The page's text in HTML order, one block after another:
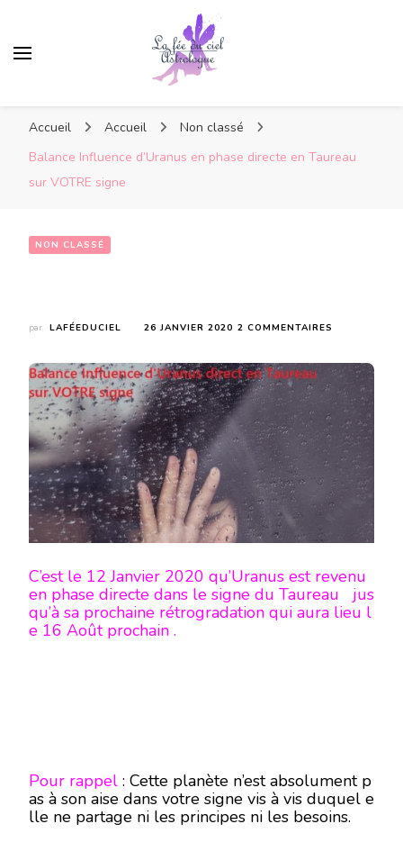
Accueil Accueil
Non classé
Balance Influence d’Uranus en phase directe en Taureau
sur VOTRE signe
NON CLASSÉ
par LAFÉEDUCIEL 26 JANVIER 2020 2 COMMENTAIRES
D’URANUS
EN
PHASE
DIRECTE
EN
TAUREAU
SUR
VOTRE
SIGNE
C’est le 12 Janvier 2020 qu’Uranus est revenu
en phase directe dans le signe du Taureau jus
qu’à sa prochaine rétrogradation qui aura lieu l
e 16 Août prochain .
Pour rappel : Cette planète n’est absolument p
as à son aise dans votre signe vis à vis duquel e
lle ne partage ni les principes ni les besoins.